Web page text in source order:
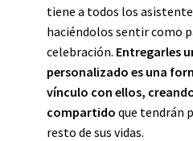
tiene a todos los
haciéndolos sentir como
celebración. Entregarles
personalizado es una
vínculo con ellos,
compartido que tendrán
resto de sus vidas.